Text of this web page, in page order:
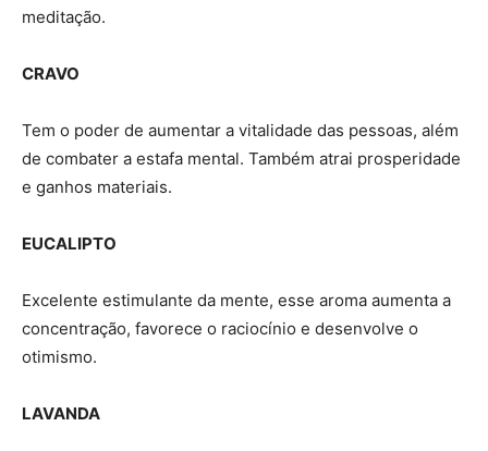
meditação.
CRAVO
Tem o poder de aumentar a vitalidade das pessoas, além
de combater a estafa mental. Também atrai prosperidade
e ganhos materiais.
EUCALIPTO
Excelente estimulante da mente, esse aroma aumenta a
concentração, favorece o raciocínio e desenvolve o
otimismo.
LAVANDA